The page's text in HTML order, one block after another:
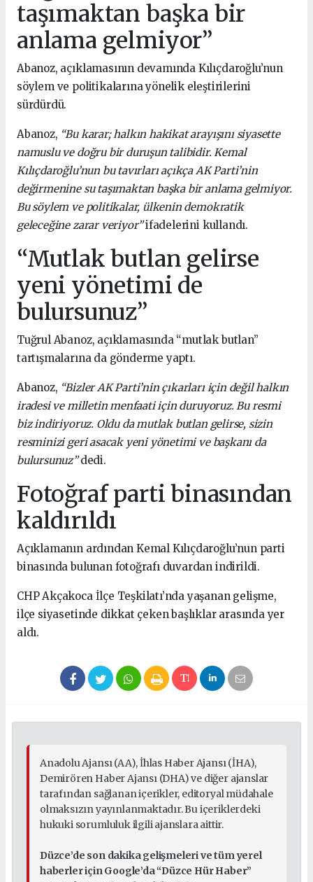
taşımaktan başka bir
anlama gelmiyor”
Abanoz, açıklamasının devamında Kılıçdaroğlu’nun
söylem ve politikalarına yönelik eleştirilerini
sürdürdü.
Abanoz, “Bu karar; halkın hakikat arayışını siyasette
namuslu ve doğru bir duruşun talibidir. Kemal
Kılıçdaroğlu’nun bu tavırları açıkça AK Parti’nin
değirmenine su taşımaktan başka bir anlama gelmiyor.
Bu söylem ve politikalar, ülkenin demokratik
geleceğine zarar veriyor”ifadelerini kullandı.
“Mutlak butlan gelirse
yeni yönetimi de
bulursunuz”
Tuğrul Abanoz, açıklamasında “mutlak butlan”
tartışmalarına da gönderme yaptı.
Abanoz, “Bizler AK Parti’nin çıkarları için değil halkın
iradesi ve milletin menfaati için duruyoruz. Bu resmi
biz indiriyoruz. Oldu da mutlak butlan gelirse, sizin
resminizi geri asacak yeni yönetimi ve başkanı da
bulursunuz”dedi.
Fotoğraf parti binasından
kaldırıldı
Açıklamanın ardından Kemal Kılıçdaroğlu’nun parti
binasında bulunan fotoğrafı duvardan indirildi.
CHP Akçakoca İlçe Teşkilatı’nda yaşanan gelişme,
ilçe siyasetinde dikkat çeken başlıklar arasında yer
aldı.
Anadolu Ajansı (AA), İhlas Haber Ajansı (İHA),
Demirören Haber Ajansı (DHA) ve diğer ajanslar
tarafından sağlanan içerikler, editoryal müdahale
olmaksızın yayınlanmaktadır. Bu içeriklerdeki
hukuki sorumluluk ilgili ajanslara aittir.
Düzce’de son dakika gelişmeleri ve tüm yerel
haberler için Google’da “Düzce Hür Haber”